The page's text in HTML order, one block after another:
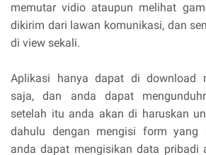
memutar vidio ataupun melihat
dikirim dari lawan komunikasi, dan
di view sekali.
Aplikasi hanya dapat di download
saja, dan anda dapat
setelah itu anda akan di haruskan
dahulu dengan mengisi form yang
anda dapat mengisikan data pribadi